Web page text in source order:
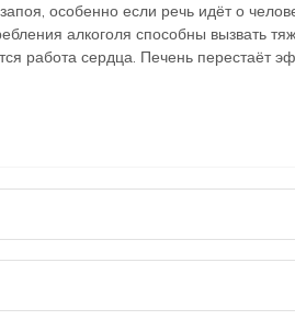
особенно если речь идёт о
алкоголя способны вызвать
работа сердца. Печень